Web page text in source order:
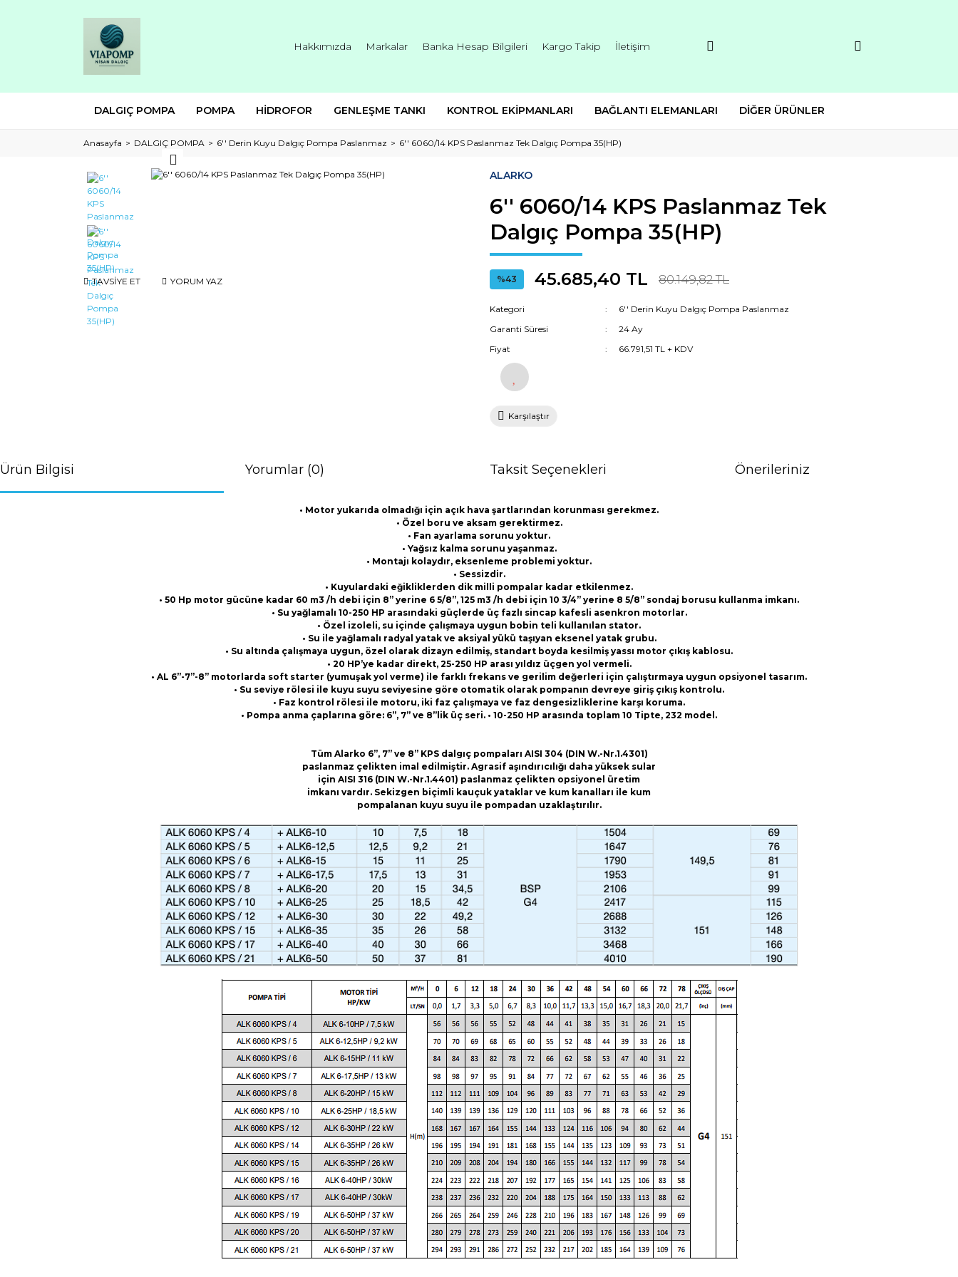
Hakkımızda Markalar Banka Hesap Bilgileri Kargo Takip İletişim
DALGIÇ POMPA POMPA HİDROFOR GENLEŞME TANKI KONTROL EKİPMANLARI BAĞLANTI ELEMANLARI DİĞER ÜRÜNLER
Anasayfa DALGIÇ POMPA 6'' Derin Kuyu Dalgıç Pompa Paslanmaz 6'' 6060/14 KPS Paslanmaz Tek Dalgıç Pompa 35(HP)
TAVSİYE ET YORUM YAZ
ALARKO
6'' 6060/14 KPS Paslanmaz Tek
Dalgıç Pompa 35(HP)
%43 45.685,40 TL 80.149,82 TL
Kategori
6'' Derin Kuyu Dalgıç Pompa Paslanmaz
Garanti Süresi
24 Ay
Fiyat
66.791,51 TL + KDV
Karşılaştır
Ürün Bilgisi Yorumlar (0) Taksit Seçenekleri Önerileriniz
• Motor yukarıda olmadığı için açık hava şartlarından korunması gerekmez.
• Özel boru ve aksam gerektirmez.
• Fan ayarlama sorunu yoktur.
• Yağsız kalma sorunu yaşanmaz.
• Montajı kolaydır, eksenleme problemi yoktur.
• Sessizdir.
• Kuyulardaki eğikliklerden dik milli pompalar kadar etkilenmez.
• 50 Hp motor gücüne kadar 60 m3 /h debi için 8” yerine 6 5/8”, 125 m3 /h debi için 10 3/4” yerine 8 5/8” sondaj borusu kullanma imkanı.
• Su yağlamalı 10-250 HP arasındaki güçlerde üç fazlı sincap kafesli asenkron motorlar.
• Özel izoleli, su içinde çalışmaya uygun bobin teli kullanılan stator.
• Su ile yağlamalı radyal yatak ve aksiyal yükü taşıyan eksenel yatak grubu.
• Su altında çalışmaya uygun, özel olarak dizayn edilmiş, standart boyda kesilmiş yassı motor çıkış kablosu.
• 20 HP’ye kadar direkt, 25-250 HP arası yıldız üçgen yol vermeli.
• AL 6”-7”-8” motorlarda soft starter (yumuşak yol verme) ile farklı frekans ve gerilim değerleri için çalıştırmaya uygun opsiyonel tasarım.
• Su seviye rölesi ile kuyu suyu seviyesine göre otomatik olarak pompanın devreye giriş çıkış kontrolu.
• Faz kontrol rölesi ile motoru, iki faz çalışmaya ve faz dengesizliklerine karşı koruma.
• Pompa anma çaplarına göre: 6”, 7” ve 8”lik üç seri. • 10-250 HP arasında toplam 10 Tipte, 232 model .
Tüm Alarko 6”, 7” ve 8” KPS dalgıç pompaları AISI 304 (DIN W.-Nr.1.4301)
paslanmaz çelikten imal edilmiştir. Agrasif aşındırıcılığı daha yüksek sular
için AISI 316 (DIN W.-Nr.1.4401) paslanmaz çelikten opsiyonel üretim
imkanı vardır. Sekizgen biçimli kauçuk yataklar ve kum kanalları ile kum
pompalanan kuyu suyu ile pompadan uzaklaştırılır.